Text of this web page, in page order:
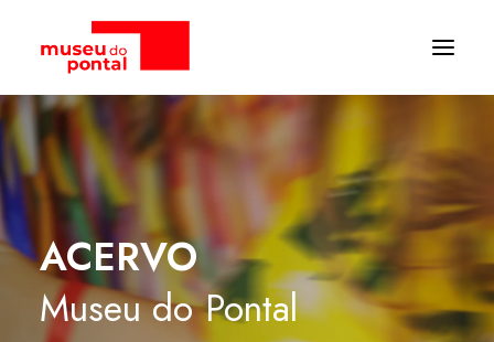
ACERVO
Museu do Pontal